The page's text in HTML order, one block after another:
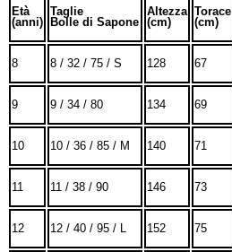
Età
(anni)
Taglie
Bolle di Sapone
Altezza
(cm)
Torace
(cm)
8 8 / 32 / 75 / S 128 67
9 9 / 34 / 80 134 69
10 10 / 36 / 85 / M 140 71
11 11 / 38 / 90 146 73
12 12 / 40 / 95 / L 152 75